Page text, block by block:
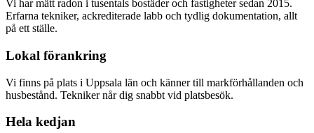
Vi har mätt radon i tusentals bostäder och fastigheter sedan 2015.
Erfarna tekniker, ackrediterade labb och tydlig dokumentation, allt
på ett ställe.
Lokal förankring
Vi finns på plats i Uppsala län och känner till markförhållanden och
husbestånd. Tekniker når dig snabbt vid platsbesök.
Hela kedjan